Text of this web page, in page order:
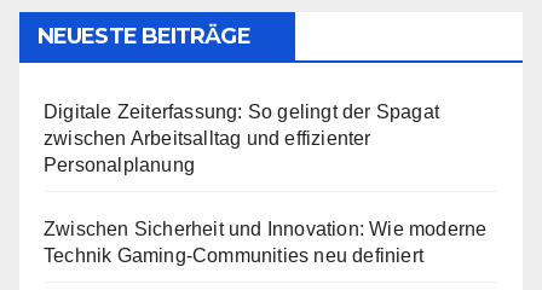
NEUESTE BEITRÄGE
Digitale Zeiterfassung: So gelingt der Spagat
zwischen Arbeitsalltag und effizienter
Personalplanung
Zwischen Sicherheit und Innovation: Wie moderne
Technik Gaming-Communities neu definiert